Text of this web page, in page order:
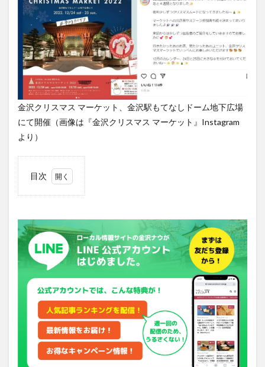
金沢クリスマス マーケット、金沢駅もてなしドーム地下広場
にて開催（画像は『金沢クリスマス マーケット』Instagram
より）
目次
んに
会え
るか
も
人気
り品
ョッ
で盛